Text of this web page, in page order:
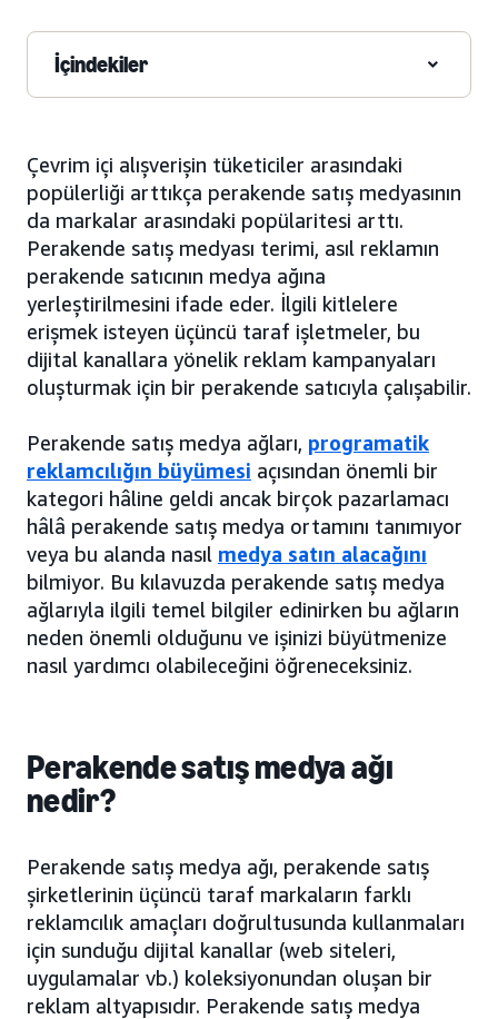
İçindekiler
Çevrim içi alışverişin tüketiciler arasındaki
popülerliği arttıkça perakende satış medyasının
da markalar arasındaki popülaritesi arttı.
Perakende satış medyası terimi, asıl reklamın
perakende satıcının medya ağına
yerleştirilmesini ifade eder. İlgili kitlelere
erişmek isteyen üçüncü taraf işletmeler, bu
dijital kanallara yönelik reklam kampanyaları
oluşturmak için bir perakende satıcıyla çalışabilir.
Perakende satış medya ağları, programatik
reklamcılığın büyümesi açısından önemli bir
kategori hâline geldi ancak birçok pazarlamacı
hâlâ perakende satış medya ortamını tanımıyor
veya bu alanda nasıl medya satın alacağını
bilmiyor. Bu kılavuzda perakende satış medya
ağlarıyla ilgili temel bilgiler edinirken bu ağların
neden önemli olduğunu ve işinizi büyütmenize
nasıl yardımcı olabileceğini öğreneceksiniz.
Perakende satış medya ağı
nedir?
Perakende satış medya ağı, perakende satış
şirketlerinin üçüncü taraf markaların farklı
reklamcılık amaçları doğrultusunda kullanmaları
için sunduğu dijital kanallar (web siteleri,
uygulamalar vb.) koleksiyonundan oluşan bir
reklam altyapısıdır. Perakende satış medya